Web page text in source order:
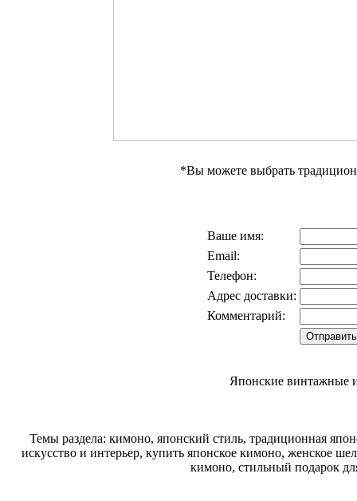
*Вы можете выбрать
Ваше имя:
Email:
Телефон:
Адрес доставки:
Комментарий:
Японские винтажные
Темы раздела: кимоно, японский стиль, традиционная
искусство и интерьер, купить японское кимоно, женское
кимоно, стильный подарок